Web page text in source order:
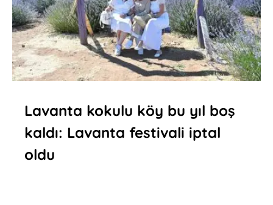
Lavanta kokulu köy bu yıl boş
kaldı: Lavanta festivali iptal
oldu